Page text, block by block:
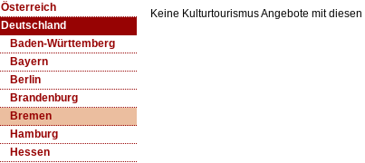
Österreich
Deutschland
Baden-Württemberg
Bayern
Berlin
Brandenburg
Bremen
Hamburg
Hessen
Keine Kulturtourismus Angebote mit